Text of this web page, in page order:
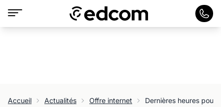
Accueil Actualités Offre internet